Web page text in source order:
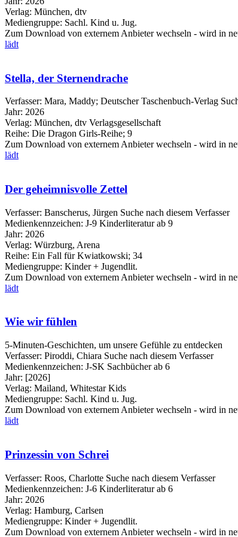
Verlag: München, dtv
Mediengruppe: Sachl. Kind u. Jug.
Zum Download von externem Anbieter wechseln - wird in
lädt
Stella, der Sternendrache
Verfasser: Mara, Maddy; Deutscher Taschenbuch-Verlag
Jahr: 2026
Verlag: München, dtv Verlagsgesellschaft
Reihe: Die Dragon Girls-Reihe; 9
Zum Download von externem Anbieter wechseln - wird in
lädt
Der geheimnisvolle Zettel
Verfasser: Banscherus, Jürgen Suche nach diesem Verfasser
Medienkennzeichen: J-9 Kinderliteratur ab 9
Jahr: 2026
Verlag: Würzburg, Arena
Reihe: Ein Fall für Kwiatkowski; 34
Mediengruppe: Kinder + Jugendlit.
Zum Download von externem Anbieter wechseln - wird in
lädt
Wie wir fühlen
5-Minuten-Geschichten, um unsere Gefühle zu entdecken
Verfasser: Piroddi, Chiara Suche nach diesem Verfasser
Medienkennzeichen: J-SK Sachbücher ab 6
Jahr: [2026]
Verlag: Mailand, Whitestar Kids
Mediengruppe: Sachl. Kind u. Jug.
Zum Download von externem Anbieter wechseln - wird in
lädt
Prinzessin von Schrei
Verfasser: Roos, Charlotte Suche nach diesem Verfasser
Medienkennzeichen: J-6 Kinderliteratur ab 6
Jahr: 2026
Verlag: Hamburg, Carlsen
Mediengruppe: Kinder + Jugendlit.
Zum Download von externem Anbieter wechseln - wird in